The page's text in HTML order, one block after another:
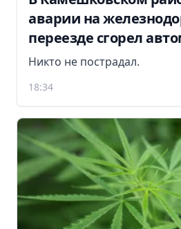
аварии на
переезде сгорел
Никто не пострадал.
18:34